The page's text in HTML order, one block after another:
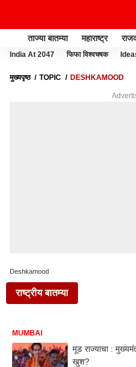
ताज्या बातम्या महाराष्ट्र
India At 2047 फिफा विश्वचषक
मुख्यपृष्ठ TOPIC DESHKAMOOD
Deshkamood
राष्ट्रीय बातम्या
MUMBAI
मूड राज्याचा :
खुश?